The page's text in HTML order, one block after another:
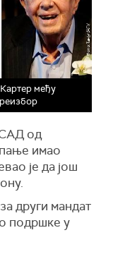
међу
САД од
имао
је да још
други мандат
подршке у